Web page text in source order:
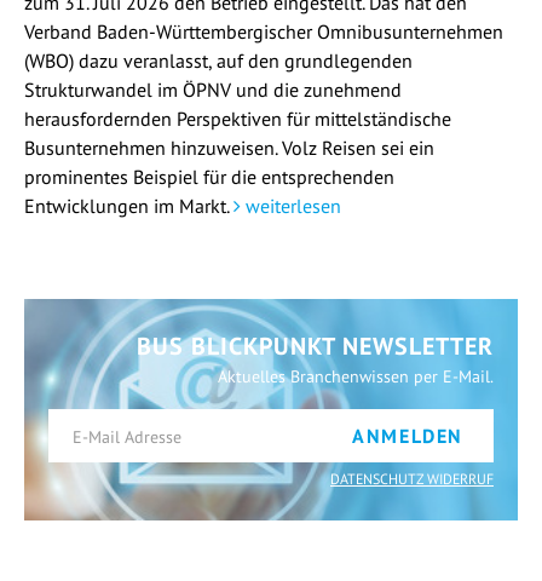
Verband Baden-Württembergischer Omnibusunternehmen
(WBO) dazu veranlasst, auf den grundlegenden
Strukturwandel im ÖPNV und die zunehmend
herausfordernden Perspektiven für mittelständische
Busunternehmen hinzuweisen. Volz Reisen sei ein
prominentes Beispiel für die entsprechenden
Entwicklungen im Markt.
weiterlesen
BUS BLICKPUNKT NEWSLETTER
Aktuelles Branchenwissen per E-Mail.
ANMELDEN
DATENSCHUTZ WIDERRUF